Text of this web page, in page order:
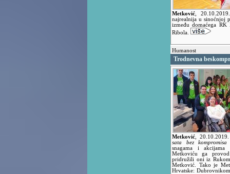
Metković
najrealnija u sinoćnjoj
između domaćega RK
Ribola.
Humanost
Trodnevna
Metković
sata bez kompromisa
snagama i
Metkoviću ga
pridružili oni iz
Metković. Tako je
Hrvatske: